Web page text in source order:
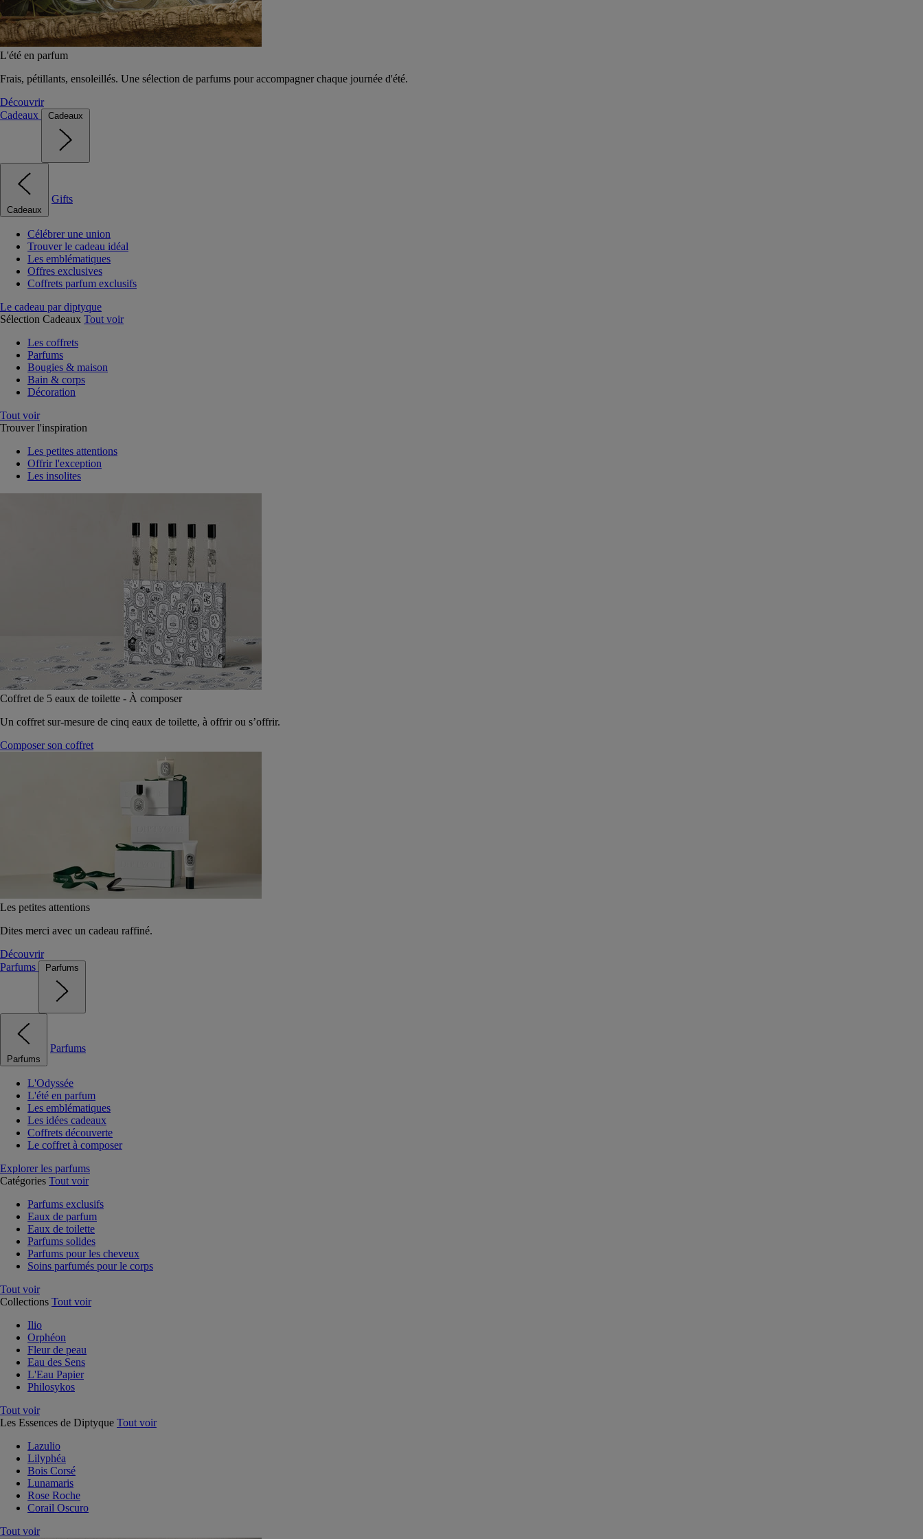
L'été en parfum
Frais, pétillants, ensoleillés. Une sélection de parfums pour accompagner chaque journée d'été.
Découvrir
Cadeaux
Cadeaux
Cadeaux
Gifts
Célébrer une union
Trouver le cadeau idéal
Les emblématiques
Offres exclusives
Coffrets parfum exclusifs
Le cadeau par diptyque
Sélection Cadeaux Tout voir
Les coffrets
Parfums
Bougies & maison
Bain & corps
Décoration
Tout voir
Trouver l'inspiration
Les petites attentions
Offrir l'exception
Les insolites
Coffret de 5 eaux de toilette - À composer
Un coffret sur-mesure de cinq eaux de toilette, à offrir ou s’offrir.
Composer son coffret
Les petites attentions
Dites merci avec un cadeau raffiné.
Découvrir
Parfums
Parfums
Parfums
Parfums
L'Odyssée
L'été en parfum
Les emblématiques
Les idées cadeaux
Coffrets découverte
Le coffret à composer
Explorer les parfums
Catégories Tout voir
Parfums exclusifs
Eaux de parfum
Eaux de toilette
Parfums solides
Parfums pour les cheveux
Soins parfumés pour le corps
Tout voir
Collections Tout voir
Ilio
Orphéon
Fleur de peau
Eau des Sens
L'Eau Papier
Philosykos
Tout voir
Les Essences de Diptyque Tout voir
Lazulio
Lilyphéa
Bois Corsé
Lunamaris
Rose Roche
Corail Oscuro
Tout voir